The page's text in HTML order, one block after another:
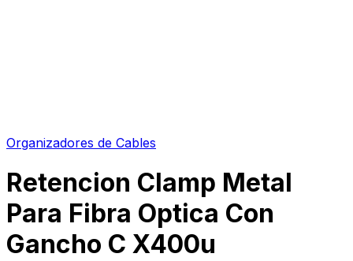
Organizadores de Cables
Retencion Clamp Metal
Para Fibra Optica Con
Gancho C X400u